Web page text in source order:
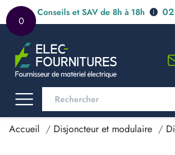
0
Conseils et SAV de 8h à 18h
Accueil Disjoncteur et modulaire